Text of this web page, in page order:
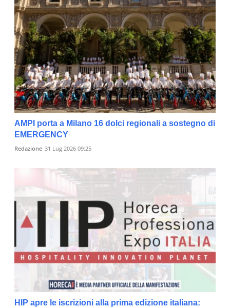
AMPI porta a Milano 16 dolci regionali a sostegno di
EMERGENCY
Redazione 31 Lug 2026 09:25
HIP apre le iscrizioni alla prima edizione italiana: